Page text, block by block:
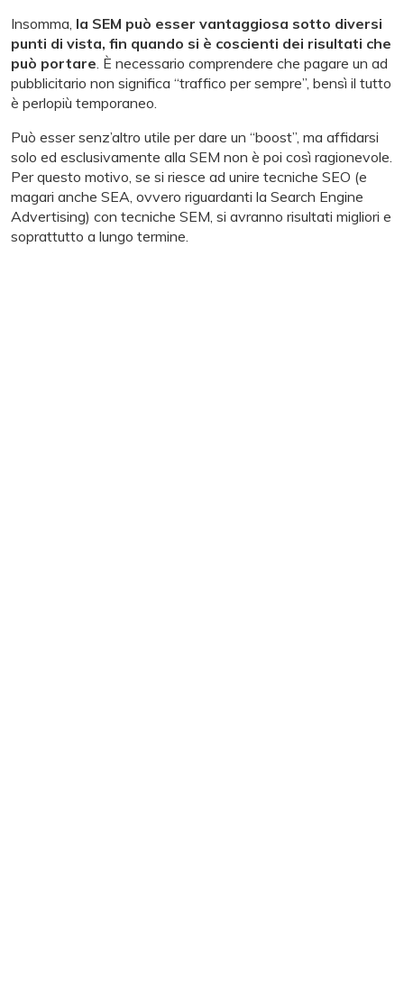
Insomma, la SEM può esser vantaggiosa sotto diversi
punti di vista, fin quando si è coscienti dei risultati che
può portare. È necessario comprendere che pagare un ad
pubblicitario non significa “traffico per sempre”, bensì il tutto
è perlopiù temporaneo.
Può esser senz’altro utile per dare un “boost”, ma affidarsi
solo ed esclusivamente alla SEM non è poi così ragionevole.
Per questo motivo, se si riesce ad unire tecniche SEO (e
magari anche SEA, ovvero riguardanti la Search Engine
Advertising) con tecniche SEM, si avranno risultati migliori e
soprattutto a lungo termine.